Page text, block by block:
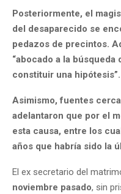
Posteriormente, el
del desaparecido se
pedazos de precintos.
“abocado a la búsqueda
constituir una hipótesis”.
Asimismo, fuentes
adelantaron que por el
esta causa, entre los
años que habría sido la
El ex secretario del
noviembre pasado, sin